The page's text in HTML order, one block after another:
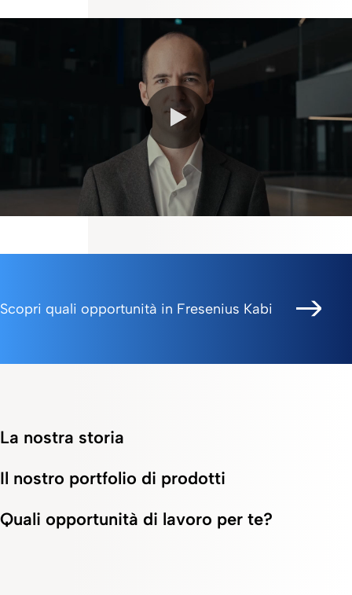
0:00 / 2:29
Scopri quali opportunità in Fresenius Kabi
La nostra storia
Il nostro portfolio di prodotti
Quali opportunità di lavoro per te?